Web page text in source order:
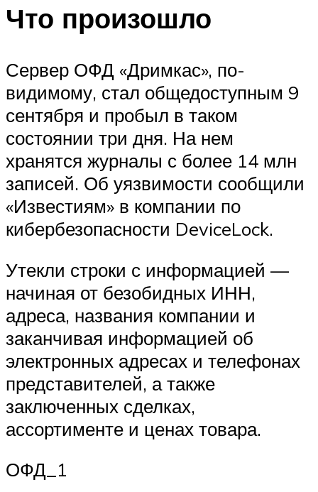
Что произошло
Сервер ОФД «Дримкас», по-
видимому, стал общедоступным 9
сентября и пробыл в таком
состоянии три дня. На нем
хранятся журналы с более 14 млн
записей. Об уязвимости сообщили
«Известиям» в компании по
кибербезопасности DeviceLock.
Утекли строки с информацией —
начиная от безобидных ИНН,
адреса, названия компании и
заканчивая информацией об
электронных адресах и телефонах
представителей, а также
заключенных сделках,
ассортименте и ценах товара.
ОФД_1